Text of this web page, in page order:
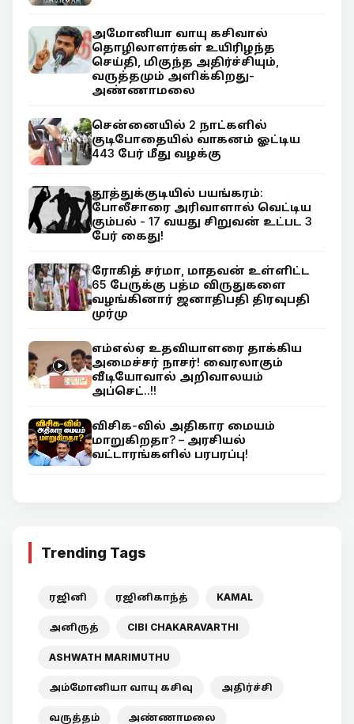
அமோனியா வாயு கசிவால்
தொழிலாளர்கள் உயிரிழந்த
செய்தி, மிகுந்த அதிர்ச்சியும்,
வருத்தமும் அளிக்கிறது-
அண்ணாமலை
சென்னையில் 2 நாட்களில்
குடிபோதையில் வாகனம் ஓட்டிய
443 பேர் மீது வழக்கு
தூத்துக்குடியில் பயங்கரம்:
போலீசாரை அரிவாளால் வெட்டிய
கும்பல் - 17 வயது சிறுவன் உட்பட 3
பேர் கைது!
ரோகித் சர்மா, மாதவன் உள்ளிட்ட
65 பேருக்கு பத்ம விருதுகளை
வழங்கினார் ஜனாதிபதி திரவுபதி
முர்மு
எம்எல்ஏ உதவியாளரை தாக்கிய
அமைச்சர் நாசர்! வைரலாகும்
வீடியோவால் அறிவாலயம்
அப்செட்..!!
விசிக-வில் அதிகார மையம்
மாறுகிறதா? – அரசியல்
வட்டாரங்களில் பரபரப்பு!
Trending Tags
ரஜினி ரஜினிகாந்த் KAMAL
அனிருத் CIBI CHAKARAVARTHI
ASHWATH MARIMUTHU
அம்மோனியா வாயு கசிவு அதிர்ச்சி
வருத்தம் அண்ணாமலை